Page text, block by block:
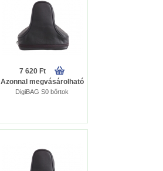
7 620 Ft
Azonnal megvásárolható
DigiBAG S0 bőrtok